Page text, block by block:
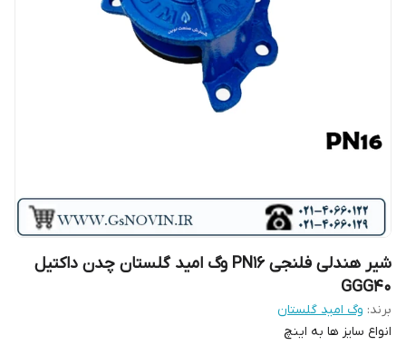
شیر هندلی فلنجی PN16 وگ امید گلستان چدن داکتیل
GGG40
برند: وگ امید گلستان
انواع سایز ها به اینچ